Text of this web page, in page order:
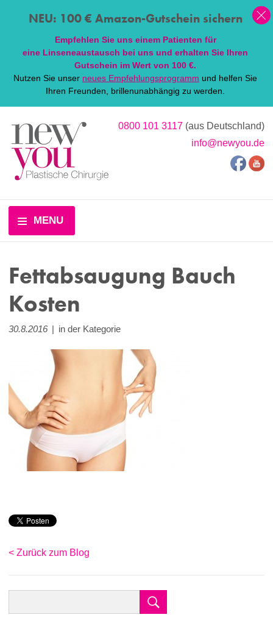
NEU: 100 € Amazon-Gutschein sichern
Empfehlen Sie uns einem Patienten für
eine Linseneaustausch bei uns und erhalten Sie Ihren
Gutschein im Wert von 100 €.
Nutzen Sie unser neues Empfehlungsprogramm und helfen Sie
Ihren Freunden, brillenunabhängig zu werden.
0800 101 3117 (aus Deutschland)
info@newyou.de
MENU
Fettabsaugung Bauch
Kosten
30.8.2016 | in der Kategorie
< Zurück zum Blog